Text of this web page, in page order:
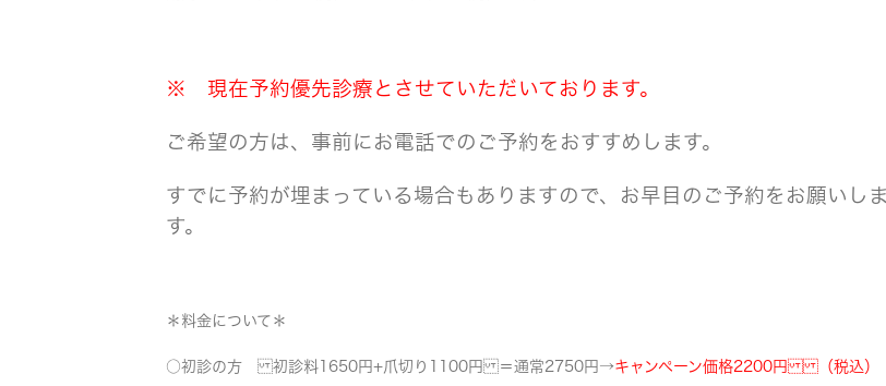
※ 現在予約優先診療とさせていただいております。
ご希望の方は、事前にお電話でのご予約をおすすめします。
すでに予約が埋まっている場合もありますので、お早目のご予約をお願いしま
す。
＊料金について＊
○初診の方 初診料1650円+爪切り1100円 ＝通常2750円→キャンペーン価格2200円 （税込）